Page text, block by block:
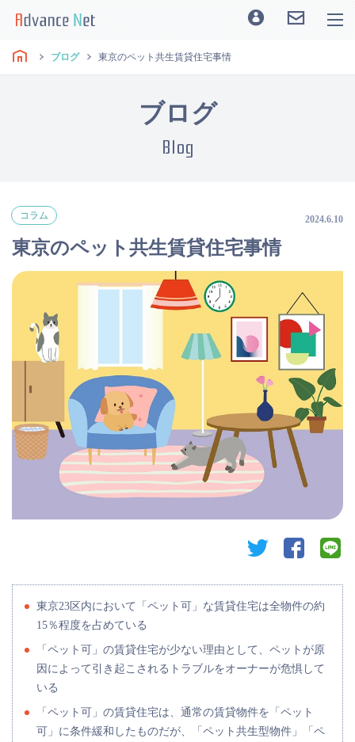
ブログ 東京のペット共生賃貸住宅事情
ブログ
Blog
コラム 2024.6.10
東京のペット共生賃貸住宅事情
twitter facebook
東京23区内において「ペット可」な賃貸住宅は全物件の約
15％程度を占めている
「ペット可」の賃貸住宅が少ない理由として、ペットが原
因によって引き起こされるトラブルをオーナーが危惧して
いる
「ペット可」の賃貸住宅は、通常の賃貸物件を「ペット
可」に条件緩和したものだが、「ペット共生型物件」「ペ